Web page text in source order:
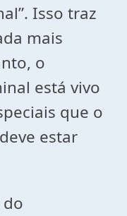
Isso traz
mais
o
está vivo
que o
estar